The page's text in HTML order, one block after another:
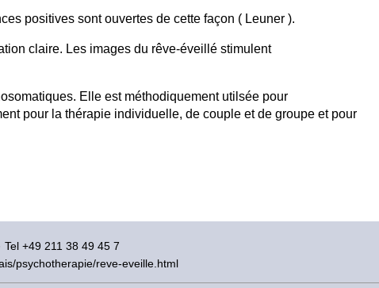
positives sont ouvertes de cette façon ( Leuner ).
claire. Les images du rêve-éveillé stimulent
Elle est méthodiquement utilsée pour
pour la thérapie individuelle, de couple et de groupe et pour
Tel +49 211 38 49 45 7
psychotherapie/reve-eveille.html